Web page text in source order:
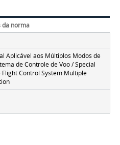
da norma
Aplicável aos Múltiplos Modos de
de Controle de Voo / Special
Control System Multiple